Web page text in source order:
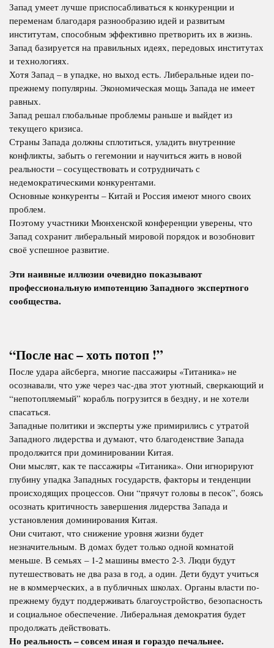
Запад умеет лучше приспосабливаться к конкуренции и
переменам благодаря разнообразию идей и развитым
институтам, способным эффективно претворить их в жизнь.
Запад базируется на правильных идеях, передовых институтах
и технологиях.
Хотя Запад – в упадке, но выход есть. Либеральные идеи по-
прежнему популярны. Экономическая мощь Запада не имеет
равных.
Запад решал глобальные проблемы раньше и выйдет из
текущего кризиса.
Страны Запада должны сплотиться, уладить внутренние
конфликты, забыть о гегемонии и научиться жить в новой
реальности – сосуществовать и сотрудничать с
недемократическими конкурентами.
Основные конкуренты – Китай и Россия имеют много своих
проблем.
Поэтому участники Мюнхенской конференции уверены, что
Запад сохранит либеральный мировой порядок и возобновит
своё успешное развитие.
Эти наивные иллюзии очевидно показывают
профессиональную импотенцию Западного экспертного
сообщества.
“После нас – хоть потоп !”
После удара айсберга, многие пассажиры «Титаника» не
осознавали, что уже через час-два этот уютный, сверкающий и
“непотопляемый” корабль погрузится в бездну, и не хотели
спасаться.
Западные политики и эксперты уже примирились с утратой
Западного лидерства и думают, что благоденствие Запада
продолжится при доминировании Китая.
Они мыслят, как те пассажиры «Титаника». Они игнорируют
глубину упадка Западных государств, факторы и тенденции
происходящих процессов. Они “прячут головы в песок”, боясь
осознать критичность завершения лидерства Запада и
установления доминирования Китая.
Они считают, что снижение уровня жизни будет
незначительным. В домах будет только одной комнатой
меньше. В семьях – 1-2 машины вместо 2-3. Люди будут
путешествовать не два раза в год, а один. Дети будут учиться
не в коммерческих, а в публичных школах. Органы власти по-
прежнему будут поддерживать благоустройство, безопасность
и социальное обеспечение. Либеральная демократия будет
продолжать действовать.
Но реальность – совсем иная и гораздо печальнее.